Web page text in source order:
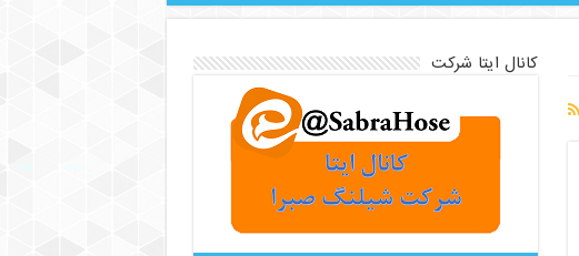
کانال ایتا شرکت